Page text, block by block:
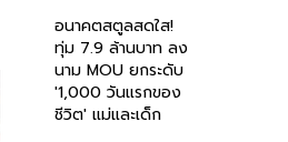
อนาคตสตูลสดใส!
ทุ่ม 7.9 ล้านบาท ลง
นาม MOU ยกระดับ
'1,000 วันแรกของ
ชีวิต' แม่และเด็ก